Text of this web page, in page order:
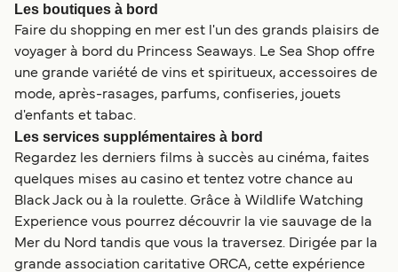
Les boutiques à bord
Faire du shopping en mer est l'un des grands plaisirs de
voyager à bord du Princess Seaways. Le Sea Shop offre
une grande variété de vins et spiritueux, accessoires de
mode, après-rasages, parfums, confiseries, jouets
d'enfants et tabac.
Les services supplémentaires à bord
Regardez les derniers films à succès au cinéma, faites
quelques mises au casino et tentez votre chance au
Black Jack ou à la roulette. Grâce à Wildlife Watching
Experience vous pourrez découvrir la vie sauvage de la
Mer du Nord tandis que vous la traversez. Dirigée par la
grande association caritative ORCA, cette expérience